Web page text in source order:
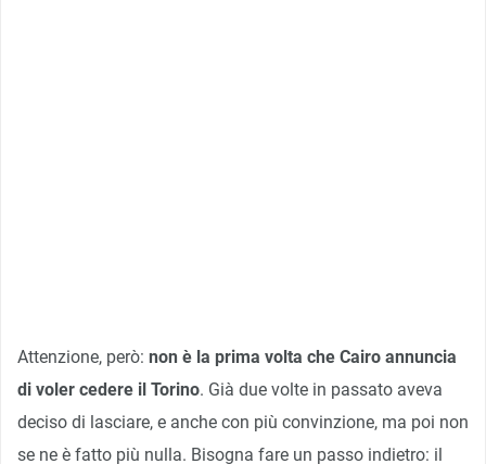
Attenzione, però: non è la prima volta che Cairo annuncia
di voler cedere il Torino. Già due volte in passato aveva
deciso di lasciare, e anche con più convinzione, ma poi non
se ne è fatto più nulla. Bisogna fare un passo indietro: il